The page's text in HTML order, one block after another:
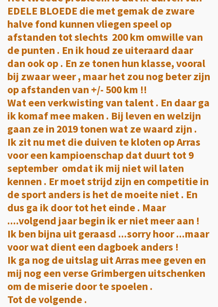
EDELE BLOEDE die met gemak de zware
halve fond kunnen vliegen speel op
afstanden tot slechts 200 km omwille van
de punten . En ik houd ze uiteraard daar
dan ook op . En ze tonen hun klasse, vooral
bij zwaar weer , maar het zou nog beter zijn
op afstanden van +/- 500 km !!
Wat een verkwisting van talent . En daar ga
ik komaf mee maken . Bij leven en welzijn
gaan ze in 2019 tonen wat ze waard zijn .
Ik zit nu met die duiven te kloten op Arras
voor een kampioenschap dat duurt tot 9
september omdat ik mij niet wil laten
kennen . Er moet strijd zijn en competitie in
de sport anders is het de moeite niet . En
dus ga ik door tot het einde . Maar
....volgend jaar begin ik er niet meer aan !
Ik ben bijna uit geraasd ...sorry hoor ...maar
voor wat dient een dagboek anders !
Ik ga nog de uitslag uit Arras mee geven en
mij nog een verse Grimbergen uitschenken
om de miserie door te spoelen .
Tot de volgende .